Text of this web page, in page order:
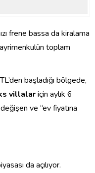
frene bassa da kiralama
toplam
başladığı bölgede,
villalariçin aylık 6
ve “ev fiyatına
da açılıyor.